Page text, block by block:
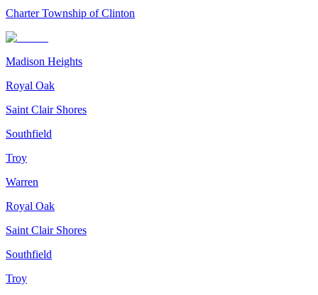
Charter Township of Clinton
Madison Heights
Royal Oak
Saint Clair Shores
Southfield
Troy
Warren
Royal Oak
Saint Clair Shores
Southfield
Troy